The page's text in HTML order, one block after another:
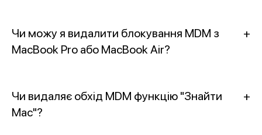
Чи можу я видалити блокування MDM з
MacBook Pro або MacBook Air?
+
Чи видаляє обхід MDM функцію "Знайти
Mac"?
+